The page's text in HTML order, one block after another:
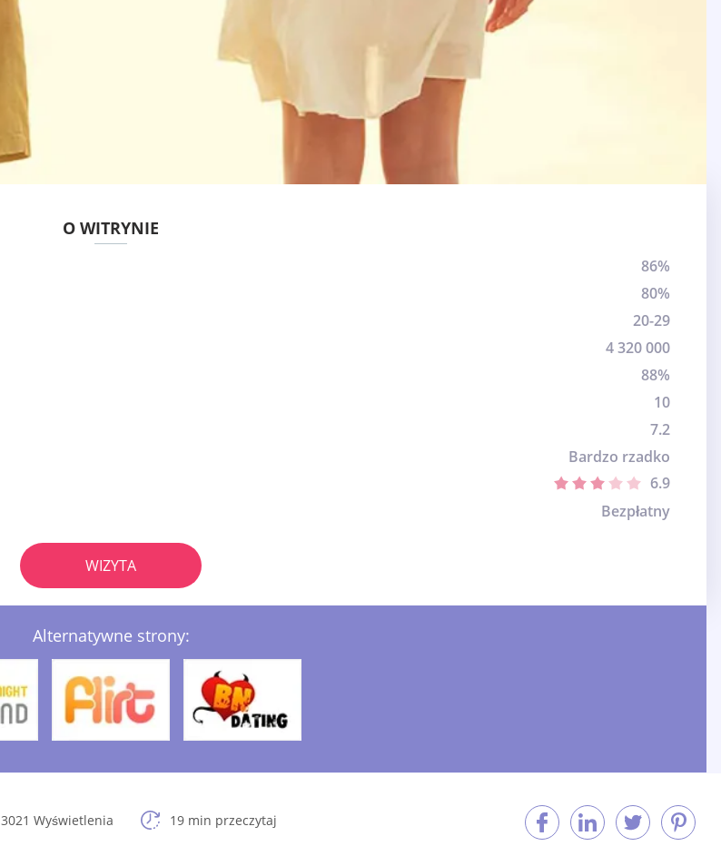
O WITRYNIE
86%
80%
20-29
4 320 000
88%
10
7.2
Bardzo rzadko
6.9
Bezpłatny
WIZYTA
Alternatywne strony:
3021 Wyświetlenia 19 min przeczytaj